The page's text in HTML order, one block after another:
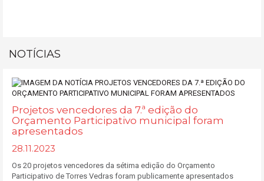
NOTÍCIAS
Projetos vencedores da 7.ª edição do
Orçamento Participativo municipal foram
apresentados
28.11.2023
Os 20 projetos vencedores da sétima edição do Orçamento
Participativo de Torres Vedras foram publicamente apresentados